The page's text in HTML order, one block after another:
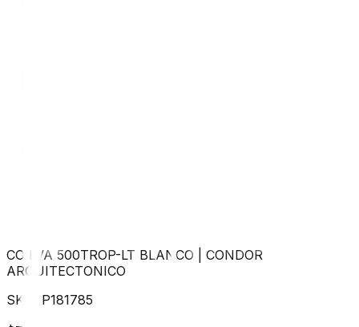
CO LVA 500TROP-LT BLANCO
CONDOR
ARQUITECTONICO
SKU: P181785